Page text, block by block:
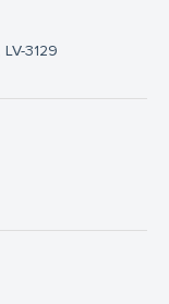
3129